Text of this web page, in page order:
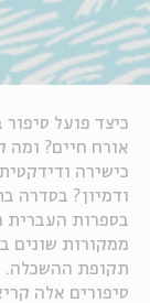
כיצד פועל
אורח חיים? ומה
כישירה ודידקטית
ודמיון? בסדרה
בספרות העברית
ממקורות שונים
תקופת ההשכלה.
סיפורים אלה